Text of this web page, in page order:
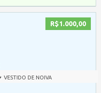
R$1.000,00
VESTIDO DE NOIVA